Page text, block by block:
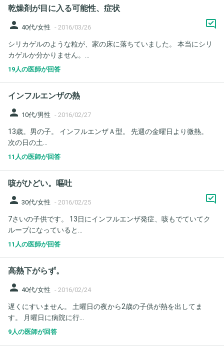
乾燥剤が目に入る可能性、症状
person 40代/女性 - 2016/03/26
シリカゲルのような粒が、家の床に落ちていました。 本当にシリ
カゲルか分かりません。...
19人の医師が回答
インフルエンザの熱
person 10代/男性 - 2016/02/27
13歳。男の子。 インフルエンザＡ型。 先週の金曜日より微熱。
次の日の土...
11人の医師が回答
咳がひどい。嘔吐
person 30代/女性 - 2016/02/25
7さいの子供です。 13日にインフルエンザ発症、咳もでていてク
ループになっていると...
11人の医師が回答
高熱下がらず。
person 40代/女性 - 2016/02/24
遅くにすいません。 土曜日の夜から2歳の子供が熱を出してま
す。 月曜日に病院に行...
9人の医師が回答